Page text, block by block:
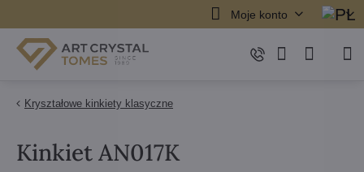
Moje konto
Kryształowe kinkiety klasyczne
Kinkiet AN017K